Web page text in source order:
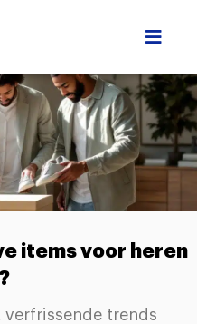
items voor heren
verfrissende trends